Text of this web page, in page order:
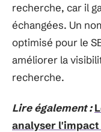
recherche, car il
échangées. Un
optimisé pour le
améliorer la
recherche.
Lire également :
analyser l'impact